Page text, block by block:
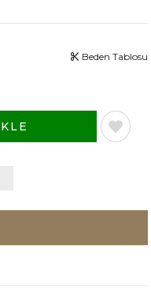
Beden Tablosu